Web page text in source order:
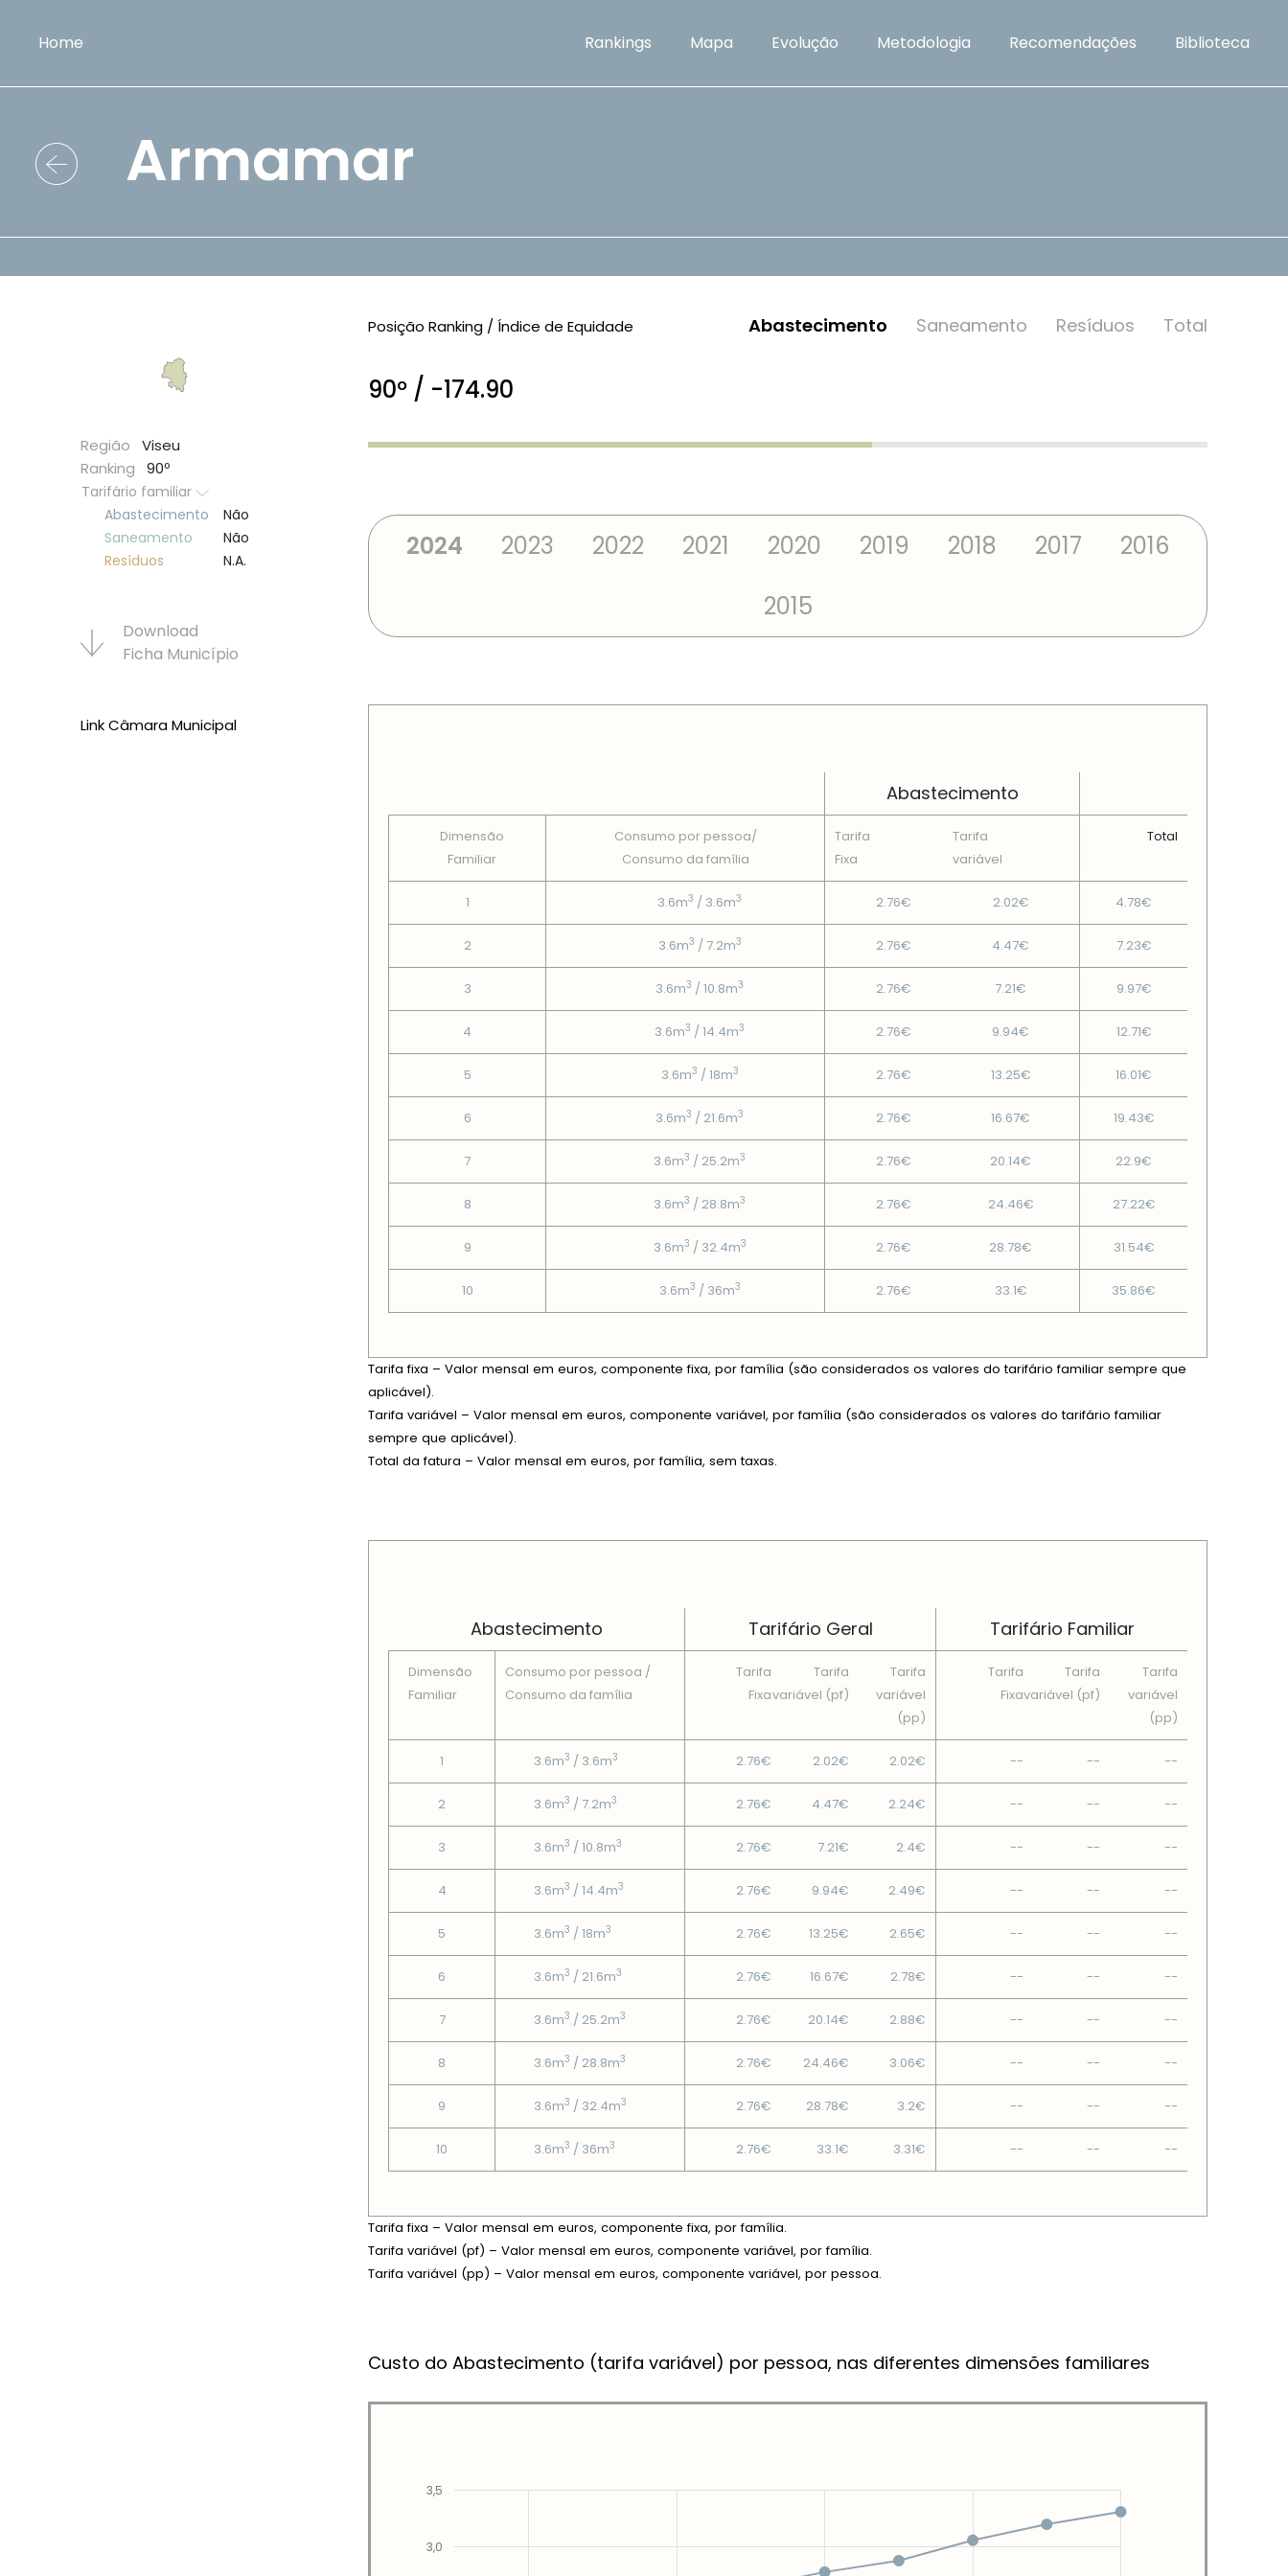
Home Rankings Mapa Evolução Metodologia Recomendações Biblioteca
Armamar
Região
Viseu
Ranking
90º
Tarifário familiar
Abastecimento
Não
Saneamento
Não
Resí­duos
N.A.
Download
Ficha Municí­pio
Link Câmara Municipal
Posição Ranking / Índice de Equidade Abastecimento Saneamento Resí­duos Total
90º / -174.90
2024 2023 2022 2021 2020 2019 2018 2017
2016
2015
Abastecimento
Dimensão
Familiar
Consumo por pessoa/
Consumo da famí­lia
Tarifa
Fixa
Tarifa
variável
Total
1 3.6m3 / 3.6m3 2.76€ 2.02€ 4.78€
2 3.6m3 / 7.2m3 2.76€ 4.47€ 7.23€
3 3.6m3 / 10.8m3 2.76€ 7.21€ 9.97€
4 3.6m3 / 14.4m3 2.76€ 9.94€ 12.71€
5 3.6m3 / 18m3 2.76€ 13.25€ 16.01€
6 3.6m3 / 21.6m3 2.76€ 16.67€ 19.43€
7 3.6m3 / 25.2m3 2.76€ 20.14€ 22.9€
8 3.6m3 / 28.8m3 2.76€ 24.46€ 27.22€
9 3.6m3 / 32.4m3 2.76€ 28.78€ 31.54€
10 3.6m3 / 36m3 2.76€ 33.1€ 35.86€
Tarifa fixa – Valor mensal em euros, componente fixa, por família (são considerados os valores do tarifário familiar sempre que
aplicável).
Tarifa variável – Valor mensal em euros, componente variável, por família (são considerados os valores do tarifário familiar
sempre que aplicável).
Total da fatura – Valor mensal em euros, por família, sem taxas.
Abastecimento Tarifário Geral Tarifário Familiar
Dimensão
Familiar
Consumo por pessoa /
Consumo da famí­lia
Tarifa
Fixa
Tarifa
variável (pf)
Tarifa
variável
(pp)
Tarifa
Fixa
Tarifa
variável (pf)
Tarifa
variável
(pp)
1 3.6m3 / 3.6m3 2.76€ 2.02€ 2.02€ -- -- --
2 3.6m3 / 7.2m3 2.76€ 4.47€ 2.24€ -- -- --
3 3.6m3 / 10.8m3 2.76€ 7.21€ 2.4€ -- -- --
4 3.6m3 / 14.4m3 2.76€ 9.94€ 2.49€ -- -- --
5 3.6m3 / 18m3 2.76€ 13.25€ 2.65€ -- -- --
6 3.6m3 / 21.6m3 2.76€ 16.67€ 2.78€ -- -- --
7 3.6m3 / 25.2m3 2.76€ 20.14€ 2.88€ -- -- --
8 3.6m3 / 28.8m3 2.76€ 24.46€ 3.06€ -- -- --
9 3.6m3 / 32.4m3 2.76€ 28.78€ 3.2€ -- -- --
10 3.6m3 / 36m3 2.76€ 33.1€ 3.31€ -- -- --
Tarifa fixa – Valor mensal em euros, componente fixa, por família.
Tarifa variável (pf) – Valor mensal em euros, componente variável, por família.
Tarifa variável (pp) – Valor mensal em euros, componente variável, por pessoa.
Custo do Abastecimento (tarifa variável) por pessoa, nas diferentes dimensões familiares
3,0
3,5